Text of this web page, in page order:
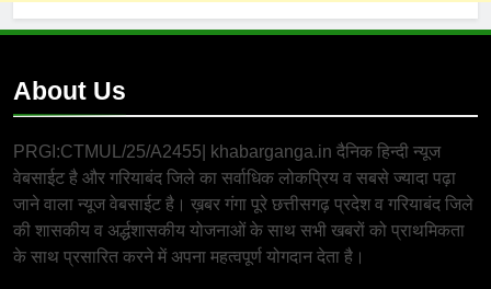
About Us
PRGI:CTMUL/25/A2455| khabarganga.in दैनिक हिन्दी न्यूज
वेबसाईट है और गरियाबंद जिले का सर्वाधिक लोकप्रिय व सबसे ज्यादा पढ़ा
जाने वाला न्यूज वेबसाईट है। ख़बर गंगा पूरे छत्तीसगढ़ प्रदेश व गरियाबंद जिले
की शासकीय व अर्द्धशासकीय योजनाओं के साथ सभी खबरों को प्राथमिकता
के साथ प्रसारित करने में अपना महत्वपूर्ण योगदान देता है।